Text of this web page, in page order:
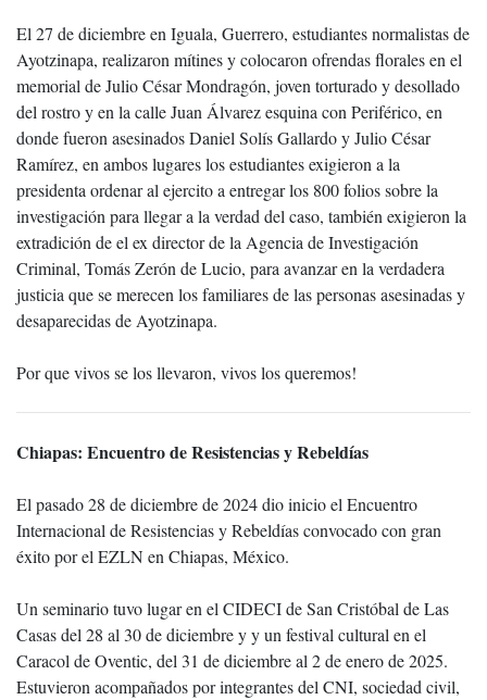
El 27 de diciembre en Iguala, Guerrero, estudiantes normalistas de
Ayotzinapa, realizaron mítines y colocaron ofrendas florales en el
memorial de Julio César Mondragón, joven torturado y desollado
del rostro y en la calle Juan Álvarez esquina con Periférico, en
donde fueron asesinados Daniel Solís Gallardo y Julio César
Ramírez, en ambos lugares los estudiantes exigieron a la
presidenta ordenar al ejercito a entregar los 800 folios sobre la
investigación para llegar a la verdad del caso, también exigieron la
extradición de el ex director de la Agencia de Investigación
Criminal, Tomás Zerón de Lucio, para avanzar en la verdadera
justicia que se merecen los familiares de las personas asesinadas y
desaparecidas de Ayotzinapa.
Por que vivos se los llevaron, vivos los queremos!
Chiapas: Encuentro de Resistencias y Rebeldías
El pasado 28 de diciembre de 2024 dio inicio el Encuentro
Internacional de Resistencias y Rebeldías convocado con gran
éxito por el EZLN en Chiapas, México.
Un seminario tuvo lugar en el CIDECI de San Cristóbal de Las
Casas del 28 al 30 de diciembre y y un festival cultural en el
Caracol de Oventic, del 31 de diciembre al 2 de enero de 2025.
Estuvieron acompañados por integrantes del CNI, sociedad civil,